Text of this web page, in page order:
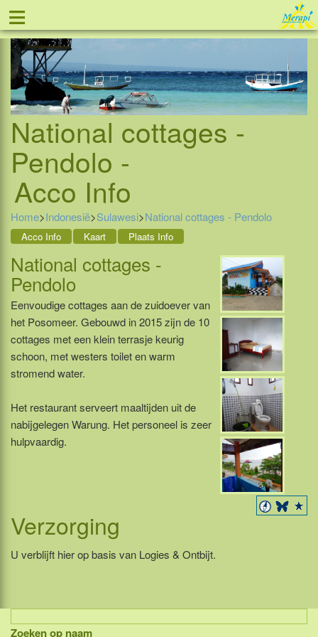
≡ Tel: 088 - 81 11 999
National cottages -
Pendolo -
Acco Info
Home>Indonesië>Sulawesi>National cottages - Pendolo
Acco Info Kaart Plaats Info
National cottages -
Pendolo
Eenvoudige cottages aan de zuidoever van
het Posomeer. Gebouwd in 2015 zijn de 10
cottages met een klein terrasje keurig
schoon, met westers toilet en warm
stromend water.
Het restaurant serveert maaltijden uit de
nabijgelegen Warung. Het personeel is zeer
hulpvaardig.
Verzorging
U verblijft hier op basis van Logies & Ontbijt.
Zoeken op naam